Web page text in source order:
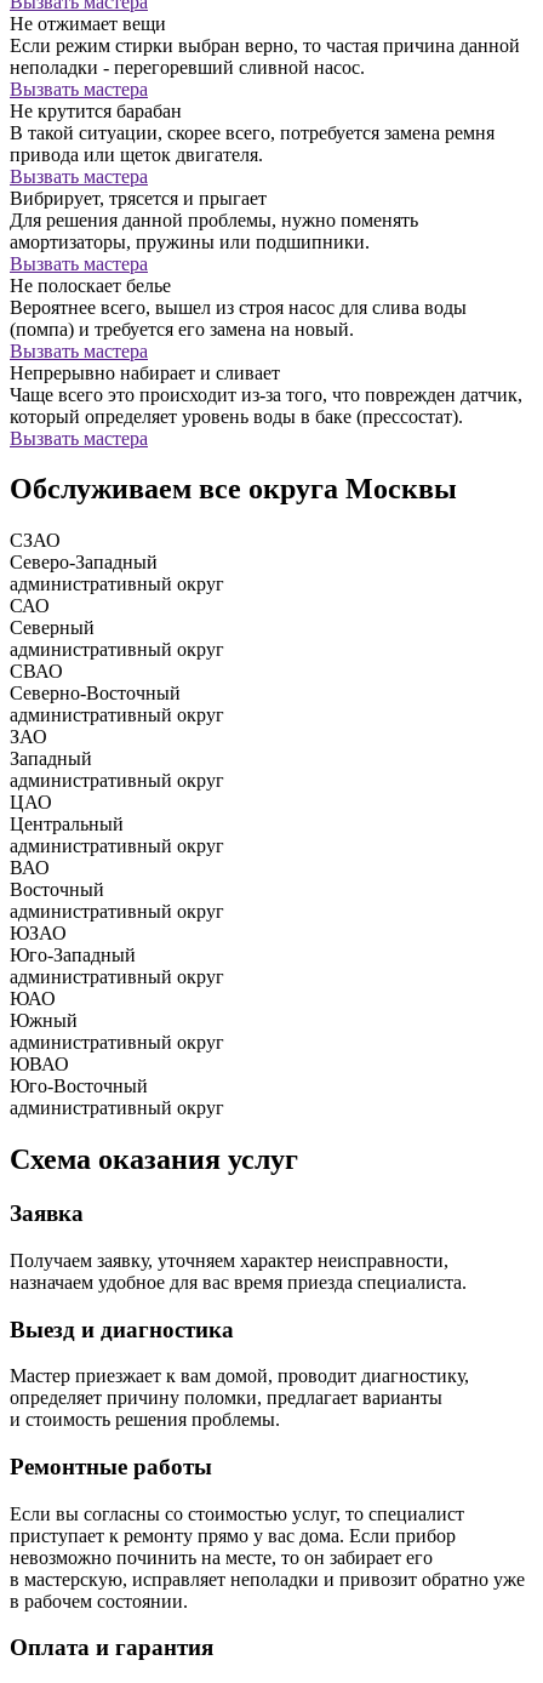
Не отжимает вещи
Если режим стирки выбран верно, то частая причина данной
неполадки - перегоревший сливной насос.
Вызвать мастера
Не крутится барабан
В такой ситуации, скорее всего, потребуется замена ремня
привода или щеток двигателя.
Вызвать мастера
Вибрирует, трясется и прыгает
Для решения данной проблемы, нужно поменять
амортизаторы, пружины или подшипники.
Вызвать мастера
Не полоскает белье
Вероятнее всего, вышел из строя насос для слива воды
(помпа) и требуется его замена на новый.
Вызвать мастера
Непрерывно набирает и сливает
Чаще всего это происходит из-за того, что поврежден датчик,
который определяет уровень воды в баке (прессостат).
Вызвать мастера
Обслуживаем все округа Москвы
СЗАО
Северо-Западный
административный округ
САО
Северный
административный округ
СВАО
Северно-Восточный
административный округ
ЗАО
Западный
административный округ
ЦАО
Центральный
административный округ
ВАО
Восточный
административный округ
ЮЗАО
Юго-Западный
административный округ
ЮАО
Южный
административный округ
ЮВАО
Юго-Восточный
административный округ
Схема оказания услуг
Заявка
Получаем заявку, уточняем характер неисправности,
назначаем удобное для вас время приезда специалиста.
Выезд и диагностика
Мастер приезжает к вам домой, проводит диагностику,
определяет причину поломки, предлагает варианты
и стоимость решения проблемы.
Ремонтные работы
Если вы согласны со стоимостью услуг, то специалист
приступает к ремонту прямо у вас дома. Если прибор
невозможно починить на месте, то он забирает его
в мастерскую, исправляет неполадки и привозит обратно уже
в рабочем состоянии.
Оплата и гарантия